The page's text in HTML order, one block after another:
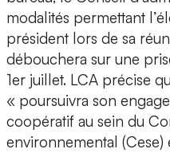
modalités permettant
président lors de sa
débouchera sur une
1er juillet. LCA précise
« poursuivra son
coopératif au sein du
environnemental